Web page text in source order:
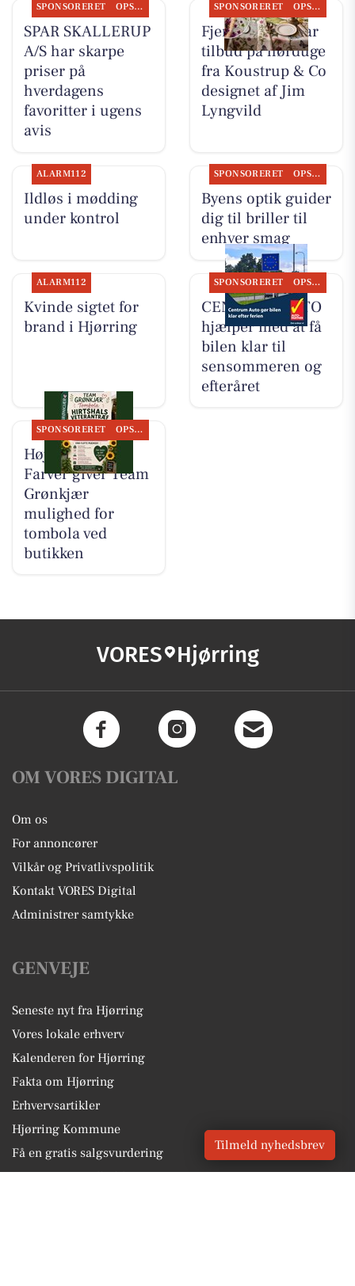
SPONSORERET OPSLAGSTAVLEN
SPAR SKALLERUP
A/S har skarpe
priser på
hverdagens
favoritter i ugens
avis
SPONSORERET OPSLAGSTAVLEN
Fjerrenseriet har
tilbud på hørduge
fra Koustrup & Co
designet af Jim
Lyngvild
ALARM112
Ildløs i mødding
under kontrol
SPONSORERET OPSLAGSTAVLEN
Byens optik guider
dig til briller til
enhver smag
ALARM112
Kvinde sigtet for
brand i Hjørring
SPONSORERET OPSLAGSTAVLEN
CENTRUM AUTO
hjælper med at få
bilen klar til
sensommeren og
efteråret
SPONSORERET OPSLAGSTAVLEN
Høj Data/Høj
Farver giver Team
Grønkjær
mulighed for
tombola ved
butikken
VORES Hjørring
OM VORES DIGITAL
Om os
For annoncører
Vilkår og Privatlivspolitik
Kontakt VORES Digital
Administrer samtykke
GENVEJE
Seneste nyt fra Hjørring
Vores lokale erhverv
Kalenderen for Hjørring
Fakta om Hjørring
Erhvervsartikler
Hjørring Kommune
Få en gratis salgsvurdering
Sponsoreret indhold
Tilmeld nyhedsbrev